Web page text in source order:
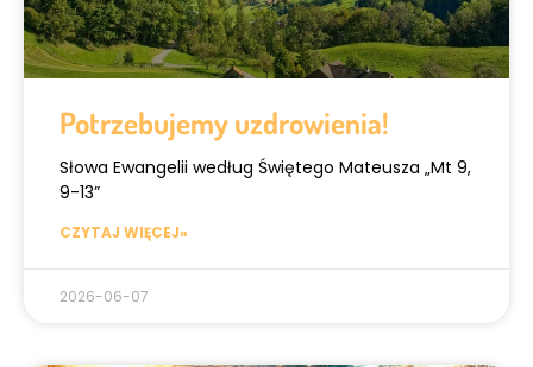
Potrzebujemy uzdrowienia!
Słowa Ewangelii według Świętego Mateusza „Mt 9,
9-13”
CZYTAJ WIĘCEJ»
2026-06-07